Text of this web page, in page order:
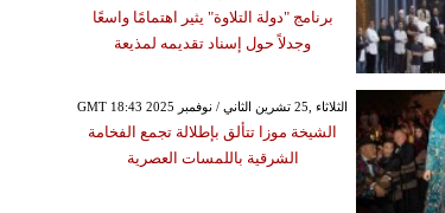
برنامج "دولة التلاوة" يثير اهتمامًا واسعًا
وجدلاً حول إسناد تقديمه لمذيعة
GMT 18:43 2025 الثلاثاء ,25 تشرين الثاني / نوفمبر
الشيخة موزا تتألق بإطلالة تجمع الفخامة
الشرقية باللمسات العصرية